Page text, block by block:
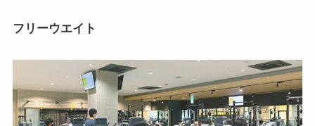
フリーウエイト